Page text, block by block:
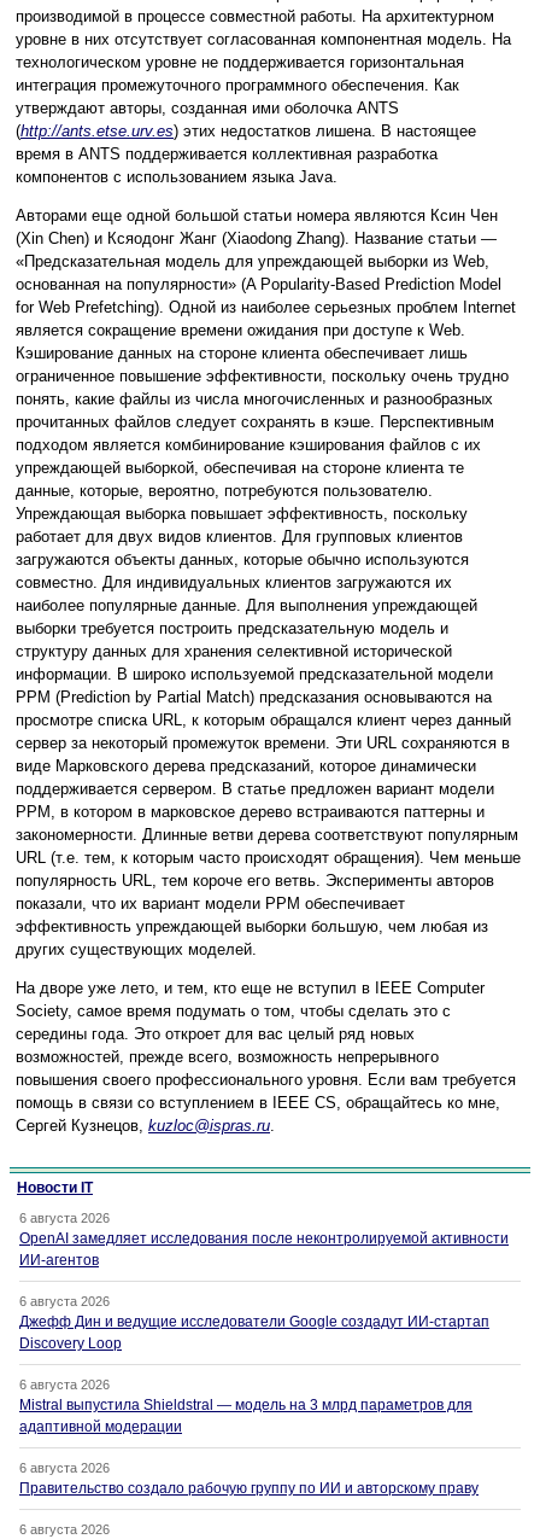
производимой в процессе совместной работы. На архитектурном
уровне в них отсутствует согласованная компонентная модель. На
технологическом уровне не поддерживается горизонтальная
интеграция промежуточного программного обеспечения. Как
утверждают авторы, созданная ими оболочка ANTS
(http://ants.etse.urv.es) этих недостатков лишена. В настоящее
время в ANTS поддерживается коллективная разработка
компонентов с использованием языка Java.
Авторами еще одной большой статьи номера являются Ксин Чен
(Xin Chen) и Ксяодонг Жанг (Xiaodong Zhang). Название статьи —
«Предсказательная модель для упреждающей выборки из Web,
основанная на популярности» (A Popularity-Based Prediction Model
for Web Prefetching). Одной из наиболее серьезных проблем Internet
является сокращение времени ожидания при доступе к Web.
Кэширование данных на стороне клиента обеспечивает лишь
ограниченное повышение эффективности, поскольку очень трудно
понять, какие файлы из числа многочисленных и разнообразных
прочитанных файлов следует сохранять в кэше. Перспективным
подходом является комбинирование кэширования файлов с их
упреждающей выборкой, обеспечивая на стороне клиента те
данные, которые, вероятно, потребуются пользователю.
Упреждающая выборка повышает эффективность, поскольку
работает для двух видов клиентов. Для групповых клиентов
загружаются объекты данных, которые обычно используются
совместно. Для индивидуальных клиентов загружаются их
наиболее популярные данные. Для выполнения упреждающей
выборки требуется построить предсказательную модель и
структуру данных для хранения селективной исторической
информации. В широко используемой предсказательной модели
PPM (Prediction by Partial Match) предсказания основываются на
просмотре списка URL, к которым обращался клиент через данный
сервер за некоторый промежуток времени. Эти URL сохраняются в
виде Марковского дерева предсказаний, которое динамически
поддерживается сервером. В статье предложен вариант модели
PPM, в котором в марковское дерево встраиваются паттерны и
закономерности. Длинные ветви дерева соответствуют популярным
URL (т.е. тем, к которым часто происходят обращения). Чем меньше
популярность URL, тем короче его ветвь. Эксперименты авторов
показали, что их вариант модели PPM обеспечивает
эффективность упреждающей выборки большую, чем любая из
других существующих моделей.
На дворе уже лето, и тем, кто еще не вступил в IEEE Computer
Society, самое время подумать о том, чтобы сделать это с
середины года. Это откроет для вас целый ряд новых
возможностей, прежде всего, возможность непрерывного
повышения своего профессионального уровня. Если вам требуется
помощь в связи со вступлением в IEEE CS, обращайтесь ко мне,
Сергей Кузнецов, kuzloc@ispras.ru.
Новости IT
6 августа 2026
OpenAI замедляет исследования после неконтролируемой активности
ИИ-агентов
6 августа 2026
Джефф Дин и ведущие исследователи Google создадут ИИ-стартап
Discovery Loop
6 августа 2026
Mistral выпустила Shieldstral — модель на 3 млрд параметров для
адаптивной модерации
6 августа 2026
Правительство создало рабочую группу по ИИ и авторскому праву
6 августа 2026